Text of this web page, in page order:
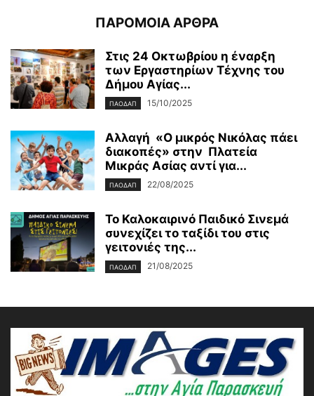
ΠΑΡΟΜΟΙΑ ΑΡΘΡΑ
Στις 24 Οκτωβρίου η έναρξη
των Εργαστηρίων Τέχνης του
Δήμου Αγίας...
ΠΑΟΔΑΠ 15/10/2025
Αλλαγή «Ο μικρός Νικόλας πάει
διακοπές» στην Πλατεία
Μικράς Ασίας αντί για...
ΠΑΟΔΑΠ 22/08/2025
Το Καλοκαιρινό Παιδικό Σινεμά
συνεχίζει το ταξίδι του στις
γειτονιές της...
ΠΑΟΔΑΠ 21/08/2025